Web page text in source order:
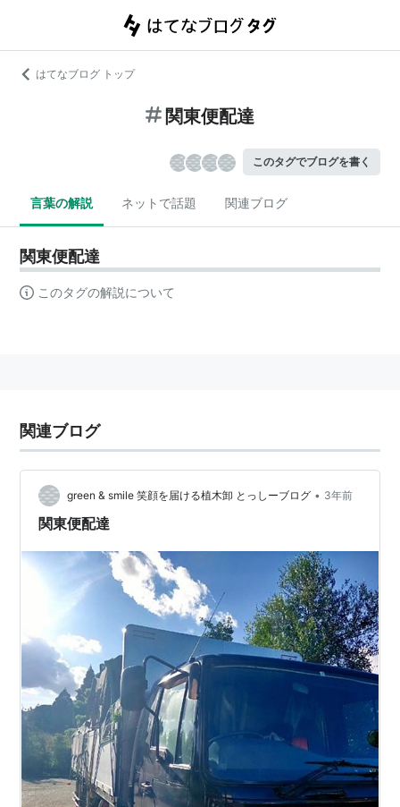
はてなブログ トップ
関東便配達
このタグでブログを書く
言葉の解説 ネットで話題 関連ブログ
関東便配達
このタグの解説について
関連ブログ
green & smile 笑顔を届ける植木卸 とっしーブログ • 3年前
関東便配達